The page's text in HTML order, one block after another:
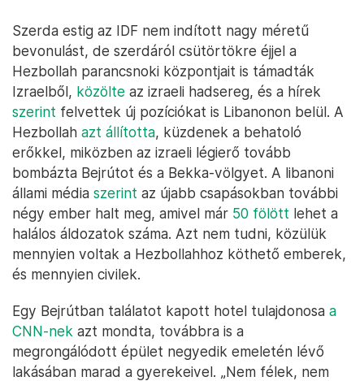
Szerda estig az IDF nem indított nagy méretű
bevonulást, de szerdáról csütörtökre éjjel a
Hezbollah parancsnoki központjait is támadták
Izraelből, közölte az izraeli hadsereg, és a hírek
szerint felvettek új pozíciókat is Libanonon belül. A
Hezbollah azt állította, küzdenek a behatoló
erőkkel, miközben az izraeli légierő tovább
bombázta Bejrútot és a Bekka-völgyet. A libanoni
állami média szerint az újabb csapásokban további
négy ember halt meg, amivel már 50 fölött lehet a
halálos áldozatok száma. Azt nem tudni, közülük
mennyien voltak a Hezbollahhoz köthető emberek,
és mennyien civilek.
Egy Bejrútban találatot kapott hotel tulajdonosa a
CNN-nek azt mondta, továbbra is a
megrongálódott épület negyedik emeletén lévő
lakásában marad a gyerekeivel. „Nem félek, nem